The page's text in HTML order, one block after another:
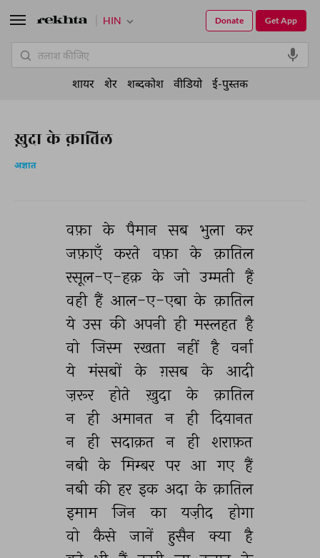
ख़ुदा के क़ातिल
अज्ञात
वफ़ा के पैमान सब भुला कर
जफ़ाएँ करते वफ़ा के क़ातिल
रसूल-ए-हक़ के जो उम्मती हैं
वही हैं आल-ए-एबा के क़ातिल
ये उस की अपनी ही मस्लहत है
वो जिस्म रखता नहीं है वर्ना
ये
मंसबों के ग़सब के
आदी
ज़रूर
होते ख़ुदा के
क़ातिल
न
ही अमानत न ही दियानत
न ही सदाक़त न ही शराफ़त
नबी के मिम्बर पर आ गए हैं
नबी की हर इक अदा के क़ातिल
इमाम
जिन का यज़ीद
होगा
वो
कैसे जानें हुसैन क्या
है
HIN Get App
Donate
शायर शेर शब्दकोश वीडियो ई-पुस्तक